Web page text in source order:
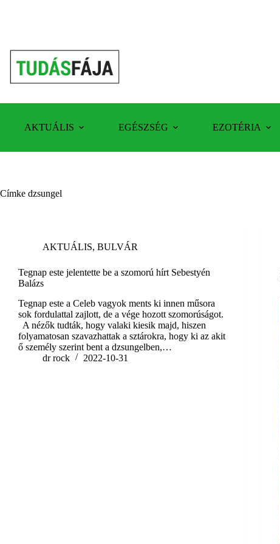
AKTUÁLIS EGÉSZSÉG EZOTÉRIA
Címke dzsungel
AKTUÁLIS, BULVÁR
Tegnap este jelentette be a szomorú hírt Sebestyén
Balázs
Tegnap este a Celeb vagyok ments ki innen műsora
sok fordulattal zajlott, de a vége hozott szomorúságot.
A nézők tudták, hogy valaki kiesik majd, hiszen
folyamatosan szavazhattak a sztárokra, hogy ki az akit
ő személy szerint bent a dzsungelben,…
dr rock
2022-10-31